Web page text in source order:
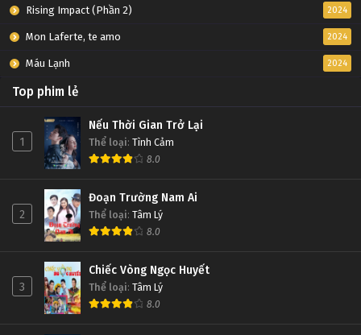
Rising Impact (Phần 2) 2024
Mon Laferte, te amo 2024
Máu Lạnh 2024
Top phim lẻ
1
Nếu Thời Gian Trở Lại
Thể loại: Tình Cảm
8.0
2
Đoạn Trường Nam Ai
Thể loại: Tâm Lý
8.0
3
Chiếc Vòng Ngọc Huyết
Thể loại: Tâm Lý
8.0